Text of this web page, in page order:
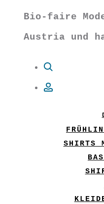
Bio-faire
Austria und
SHIRTS